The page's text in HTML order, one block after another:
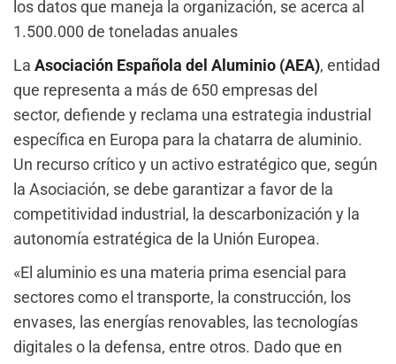
los datos que maneja la organización, se acerca al
1.500.000 de toneladas anuales
La Asociación Española del Aluminio (AEA), entidad
que representa a más de 650 empresas del
sector, defiende y reclama una estrategia industrial
específica en Europa para la chatarra de aluminio.
Un recurso crítico y un activo estratégico que, según
la Asociación, se debe garantizar a favor de la
competitividad industrial, la descarbonización y la
autonomía estratégica de la Unión Europea.
«El aluminio es una materia prima esencial para
sectores como el transporte, la construcción, los
envases, las energías renovables, las tecnologías
digitales o la defensa, entre otros. Dado que en